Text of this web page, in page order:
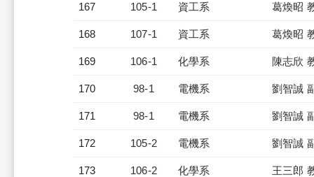
167 105-1 資工系 葛煥昭
168 107-1 資工系 葛煥昭
169 106-1 化學系 陳志欣
170 98-1 電機系 劉智誠
171 98-1 電機系 劉智誠
172 105-2 電機系 劉智誠
173 106-2 化學系 王三郎